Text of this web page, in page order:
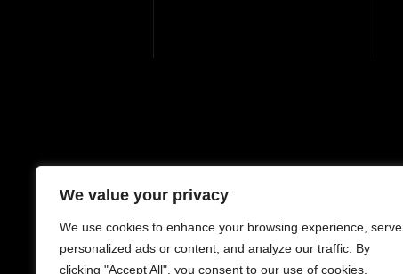
We value your privacy
We use cookies to enhance your browsing experience, serve
personalized ads or content, and analyze our traffic. By
clicking "Accept All", you consent to our use of cookies.